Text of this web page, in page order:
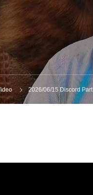
2026/06/15 Discord Part